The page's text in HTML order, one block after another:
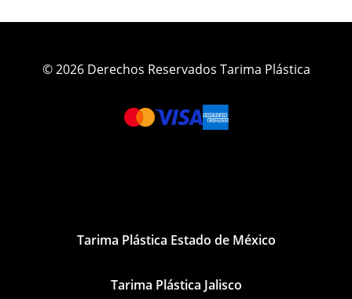
© 2026 Derechos Reservados Tarima Plástica
Tarima Plástica Estado de México
Tarima Plástica Jalisco